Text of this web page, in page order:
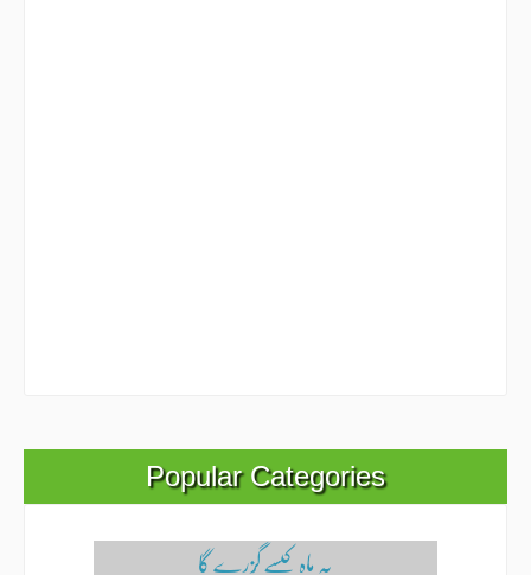
Popular Categories
یہ ماہ کیسے گُزرے گا